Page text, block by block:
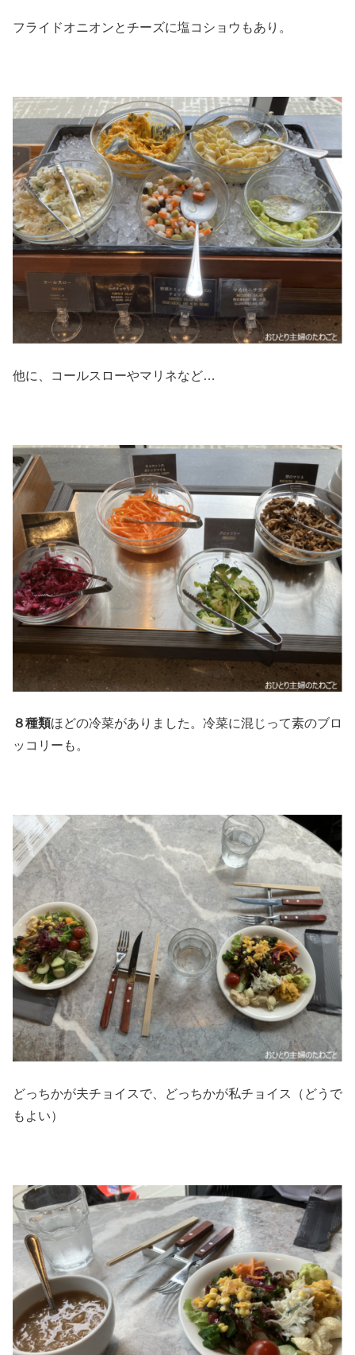
フライドオニオンとチーズに塩コショウもあり。
他に、コールスローやマリネなど…
８種類ほどの冷菜がありました。冷菜に混じって素のブロ
ッコリーも。
どっちかが夫チョイスで、どっちかが私チョイス（どうで
もよい）